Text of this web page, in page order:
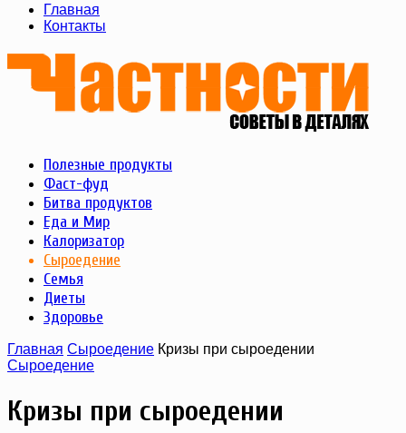
Главная
Контакты
Полезные продукты
Фаст-фуд
Битва продуктов
Еда и Мир
Калоризатор
Сыроедение
Семья
Диеты
Здоровье
Главная Сыроедение Кризы при сыроедении
Сыроедение
Кризы при сыроедении